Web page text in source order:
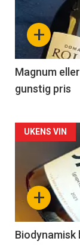
nå
3
+
Magnum
gunstig pris
Forsiden
akkurat
nå
4
+
UKENS VIN